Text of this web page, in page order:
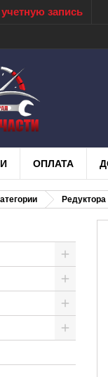
запись
ОПЛАТА
Редуктора